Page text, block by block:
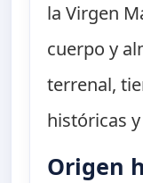
la Virgen
cuerpo y
terrenal,
históricas
Origen